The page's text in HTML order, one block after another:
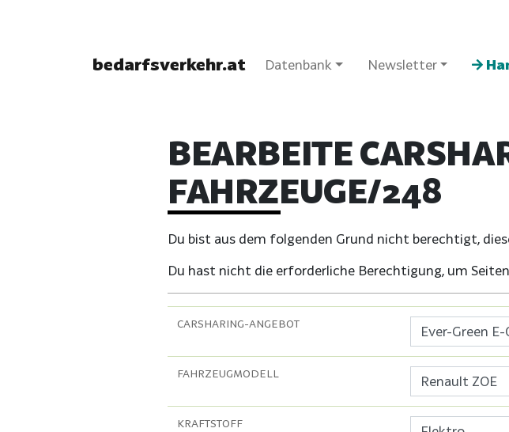
bedarfsverkehr.at Datenbank Newsletter
BEARBEITE
FAHRZEUGE/248
Du bist aus dem folgenden Grund nicht berechtigt,
Du hast nicht die erforderliche Berechtigung, um
CARSHARING-ANGEBOT
FAHRZEUGMODELL
KRAFTSTOFF